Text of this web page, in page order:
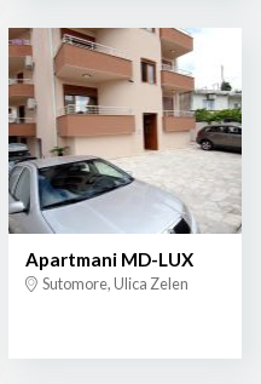
Apartmani MD-LUX
Sutomore, Ulica Zelen